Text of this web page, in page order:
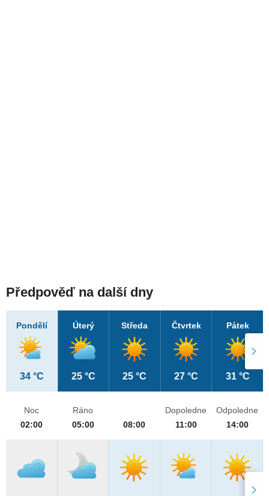
Předpověď na další dny
Pondělí
34 °C
Úterý
25 °C
Středa
25 °C
Čtvrtek
27 °C
Pátek
31 °C
Noc
02:00
Ráno
05:00
08:00
Dopoledne
11:00
Odpoledne
14:00